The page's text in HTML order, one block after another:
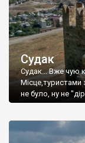
Судак
Судак... Вже чую
не було, ну не